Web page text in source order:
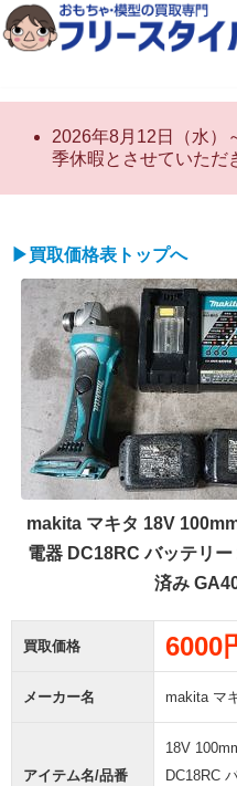
2026年8月12日（水）
季休暇とさせていただ
▶買取価格表トップへ
makita マキタ 18V
電器 DC18RC バッテリ
済み
買取価格 6000
メーカー名 makita マ
アイテム名/品番
18V
DC18RC